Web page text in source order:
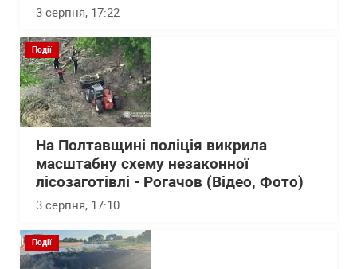
3 серпня, 17:22
Події
На Полтавщині поліція викрила
масштабну схему незаконної
лісозаготівлі - Рогачов (Відео, Фото)
3 серпня, 17:10
Події